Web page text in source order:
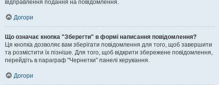
відправлення подання на повідомлення.
Догори
Що означає кнопка "Зберегти" в формі написання повідомлення?
Ця кнопка дозволяє вам зберігати повідомлення для того, щоб завершити
та розмістити їх пізніше. Для того, щоб відкрити збережене повідомлення,
перейдіть в параграф "Чернетки" панелі керування.
Догори